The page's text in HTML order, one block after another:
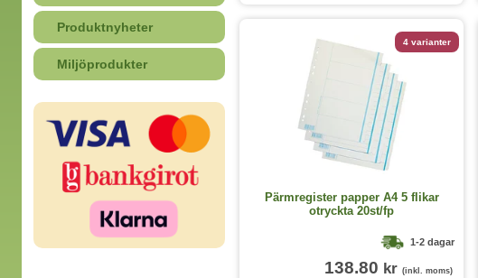
Produktnyheter
Miljöprodukter
4 varianter
Pärmregister papper A4 5 flikar
otryckta 20st/fp
1-2 dagar
138.80 kr (inkl. moms)